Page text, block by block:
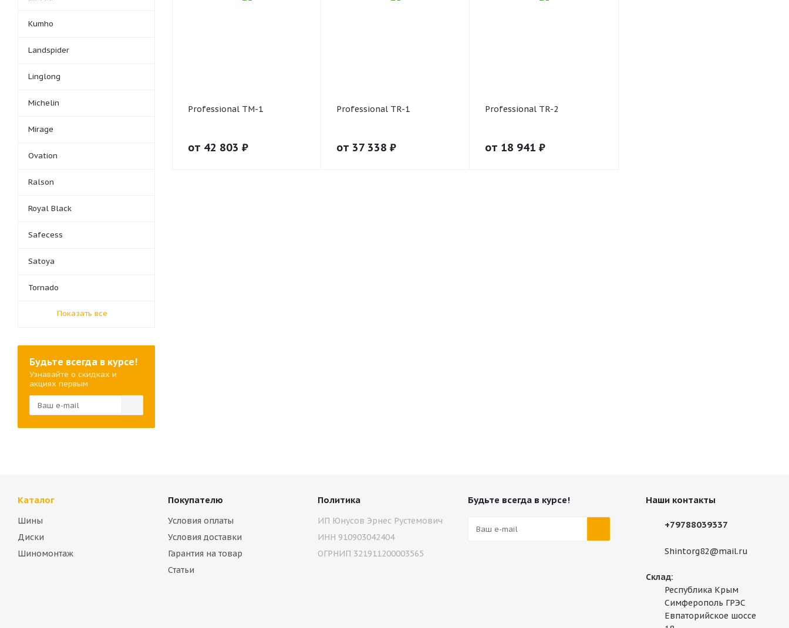
Professional TM-1
от 42 803 ₽
Professional TR-1
от 37 338 ₽
Professional TR-2
от 18 941 ₽
Kumho
Landspider
Linglong
Michelin
Mirage
Ovation
Ralson
Royal Black
Safecess
Satoya
Tornado
Показать все
Будьте всегда в курсе!
Узнавайте о скидках и
акциях первым
Каталог
Шины
Диски
Шиномонтаж
Покупателю
Условия оплаты
Условия доставки
Гарантия на товар
Статьи
Политика
ИП Юнусов Эрнес Рустемович
ИНН 910903042404
ОГРНИП 321911200003565
Будьте всегда в курсе! Наши контакты
+79788039337
Shintorg82@mail.ru
Склад:
Республика Крым
Симферополь ГРЭС
Евпаторийское шоссе